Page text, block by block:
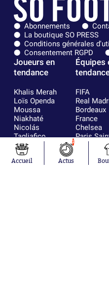
Abonnements
La boutique SO PRESS
Conditions générales
Consentement RGPD
Joueurs en
tendance
Khalis Merah
Loïs Openda
Moussa
Niakhaté
Nicolás
Tagliafico
Pavel Šulc
Gauthier Hein
Lionel Messi
Équipes
FIFA
Real
Bordeaux
France
Chelsea
Paris
lyonnais
Accueil
1
Actus